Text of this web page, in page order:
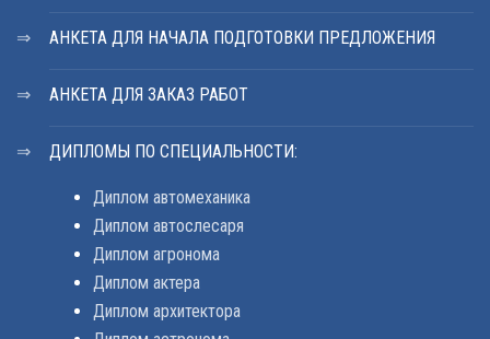
АНКЕТА ДЛЯ НАЧАЛА ПОДГОТОВКИ ПРЕДЛОЖЕНИЯ
АНКЕТА ДЛЯ ЗАКАЗ РАБОТ
ДИПЛОМЫ ПО СПЕЦИАЛЬНОСТИ:
Диплом автомеханика
Диплом автослесаря
Диплом агронома
Диплом актера
Диплом архитектора